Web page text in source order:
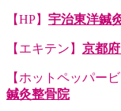
【HP】 宇治東洋鍼
【エキテン】 京都
【ホットペッパー
鍼灸整骨院